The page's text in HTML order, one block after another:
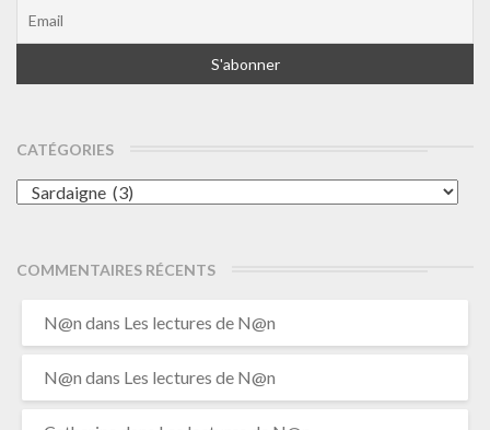
CATÉGORIES
Catégories
COMMENTAIRES RÉCENTS
N@n dans Les lectures de N@n
N@n dans Les lectures de N@n